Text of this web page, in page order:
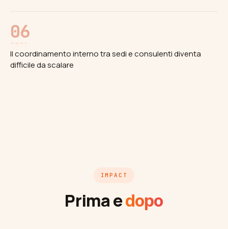
06
Il coordinamento interno tra sedi e consulenti diventa
difficile da scalare
IMPACT
Prima edopo